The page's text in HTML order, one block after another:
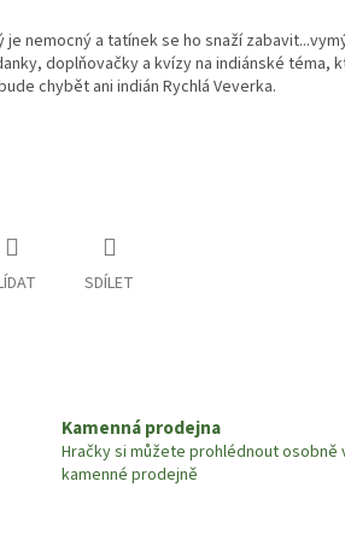
nemocný a tatínek se ho snaží
doplňovačky a kvízy na indiánské téma,
chybět ani indián Rychlá Veverka.
SDÍLET
Kamenná prodejna
Hračky si můžete prohlédnout osobně
kamenné prodejně